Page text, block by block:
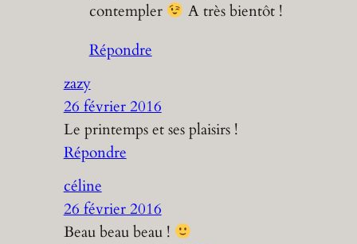
contempler
A très bientôt !
Répondre
zazy
26 février 2016
Le printemps et ses plaisirs !
Répondre
céline
26 février 2016
Beau beau beau !